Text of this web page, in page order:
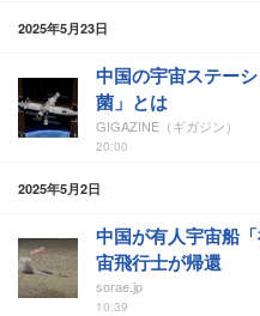
2025年5月23日
中国の宇宙ステー
菌」とは
GIGAZINE（ギガジン）
20:00
2025年5月2日
中国が有人宇宙船
宙飛行士が帰還
sorae.jp
10:39